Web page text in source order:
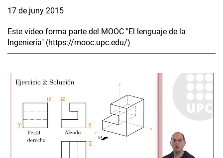
17 de juny 2015
Este vídeo forma parte del MOOC "El lenguaje de la
Ingeniería" (https://mooc.upc.edu/)